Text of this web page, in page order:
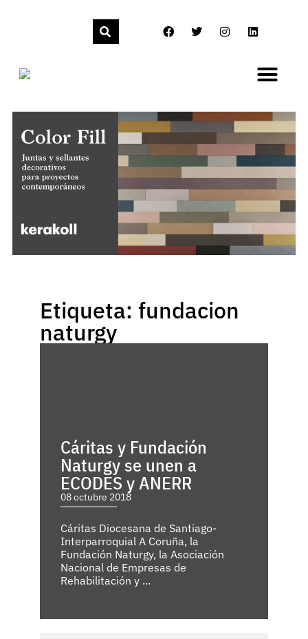
Etiqueta: fundacion
naturgy
Cáritas y Fundación
Naturgy se unen a
ECODES y ANERR
08 octubre 2018
Cáritas Diocesana de Santiago-
Interparroquial A Coruña, la
Fundación Naturgy, la Asociación
Nacional de Empresas de
Rehabilitación y ...